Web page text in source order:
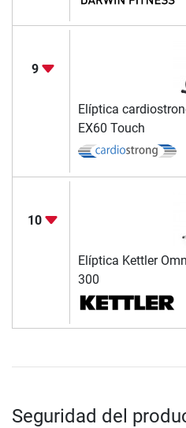
9
Elíptica
EX60 Touch
10
Elíptica Kettler
300
Seguridad del